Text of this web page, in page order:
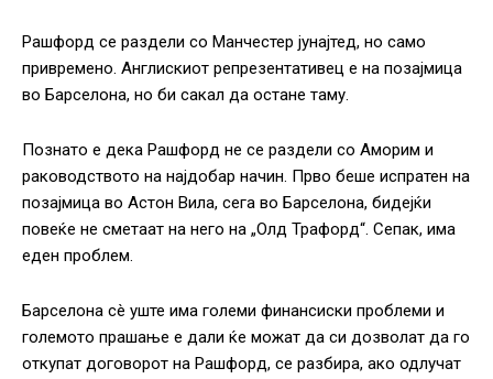
Рашфорд се раздели со Манчестер јунајтед, но само
привремено. Англискиот репрезентативец е на позајмица
во Барселона, но би сакал да остане таму.
Познато е дека Рашфорд не се раздели со Аморим и
раководството на најдобар начин. Прво беше испратен на
позајмица во Астон Вила, сега во Барселона, бидејќи
повеќе не сметаат на него на „Олд Трафорд“. Сепак, има
еден проблем.
Барселона сè уште има големи финансиски проблеми и
големото прашање е дали ќе можат да си дозволат да го
откупат договорот на Рашфорд, се разбира, ако одлучат